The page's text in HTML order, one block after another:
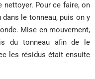
Pour ce faire, on
dans le tonneau, puis on y
Mise en mouvement,
du tonneau afin de le
les résidus était ensuite